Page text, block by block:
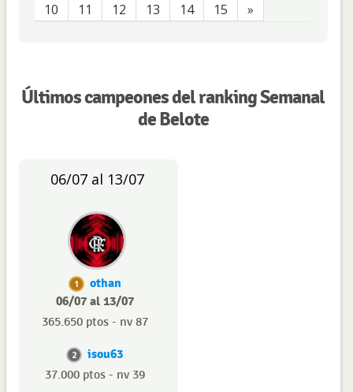
10
11 12 13 14 15 »
Últimos campeones del ranking Semanal
de Belote
06/07 al 13/07
1
othan
06/07 al 13/07
365.650 ptos - nv 87
2 isou63
37.000 ptos - nv 39